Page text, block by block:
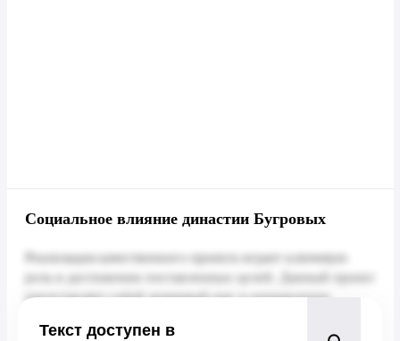
Социальное влияние династии Бугровых
Текст доступен в